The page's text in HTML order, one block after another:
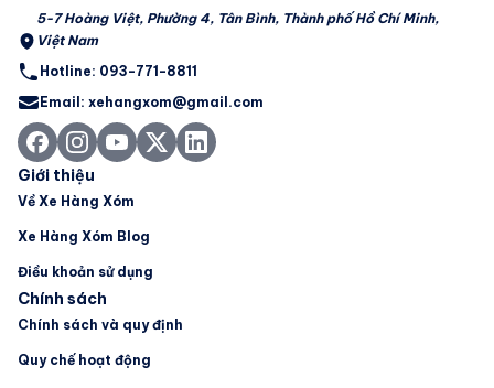
5-7 Hoàng Việt, Phường 4, Tân Bình, Thành phố Hồ Chí Minh,
Việt Nam
Hotline: 093-771-8811
Email: xehangxom@gmail.com
Giới thiệu
Về Xe Hàng Xóm
Xe Hàng Xóm Blog
Điều khoản sử dụng
Chính sách
Chính sách và quy định
Quy chế hoạt động